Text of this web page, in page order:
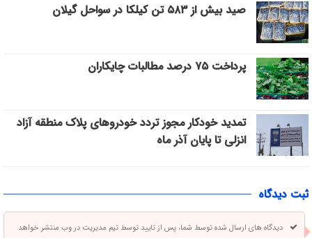
صید بیش از ۵۸۳ تن کیلکا در سواحل گیلان
پرداخت ۷۵ درصد مطالبات چایکاران
تمدید خودکار مجوز تردد خودروهای پلاک منطقه آزاد
انزلی تا پایان آذر ماه
ثبت دیدگاه
دیدگاه های ارسال شده توسط شما، پس از تایید توسط تیم مدیریت در وب منتشر خواهد